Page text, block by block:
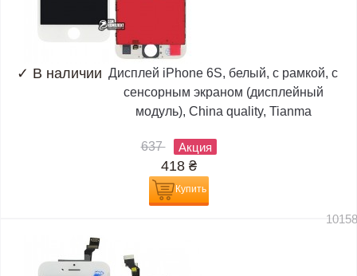
✓ В наличии Дисплей iPhone 6S, белый, с рамкой, с
сенсорным экраном (дисплейный
модуль), China quality, Tianma
637 Акция
418 ₴
Купить